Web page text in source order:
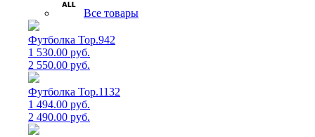
Все товары
Футболка Top.942
1 530.00 руб.
2 550.00 руб.
Футболка Top.1132
1 494.00 руб.
2 490.00 руб.